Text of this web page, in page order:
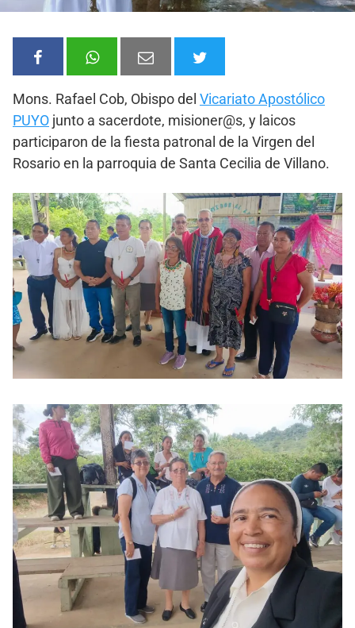
Mons. Rafael Cob, Obispo del Vicariato Apostólico
PUYO junto a sacerdote, misioner@s, y laicos
participaron de la fiesta patronal de la Virgen del
Rosario en la parroquia de Santa Cecilia de Villano.